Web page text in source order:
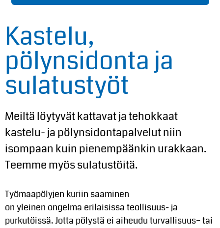
Kastelu,
pölynsidonta ja
sulatustyöt
Meiltä löytyvät kattavat ja tehokkaat
kastelu- ja pölynsidontapalvelut niin
isompaan kuin pienempäänkin urakkaan.
Teemme myös sulatustöitä.
Työmaapölyjen kuriin saaminen
onyleinen ongelma erilaisissa teollisuus- ja
purkutöissä. Jotta pölystä ei aiheuduturvallisuus–tai